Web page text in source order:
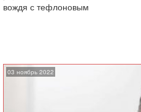
вождя с тефлоновым
03 ноябрь 2022